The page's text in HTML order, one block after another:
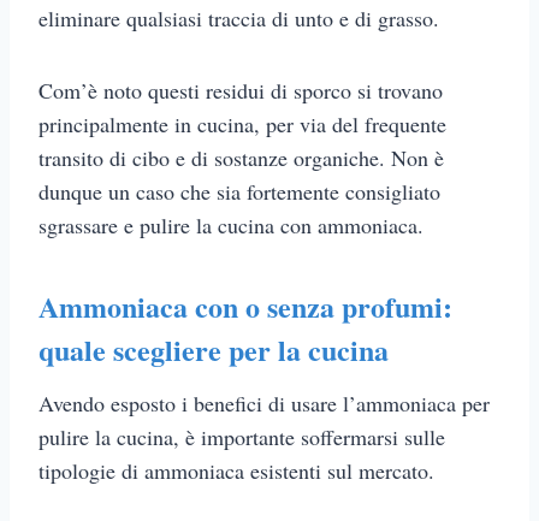
eliminare qualsiasi traccia di unto e di grasso.
Com’è noto questi residui di sporco si trovano
principalmente in cucina, per via del frequente
transito di cibo e di sostanze organiche. Non è
dunque un caso che sia fortemente consigliato
sgrassare e pulire la cucina con ammoniaca.
Ammoniaca con o senza profumi:
quale scegliere per la cucina
Avendo esposto i benefici di usare l’ammoniaca per
pulire la cucina, è importante soffermarsi sulle
tipologie di ammoniaca esistenti sul mercato.